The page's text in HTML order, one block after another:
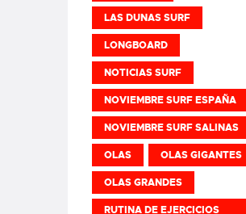
LAS DUNAS SURF
LONGBOARD
NOTICIAS SURF
NOVIEMBRE SURF ESPAÑA
NOVIEMBRE SURF SALINAS
OLAS OLAS GIGANTES
OLAS GRANDES
RUTINA DE EJERCICIOS